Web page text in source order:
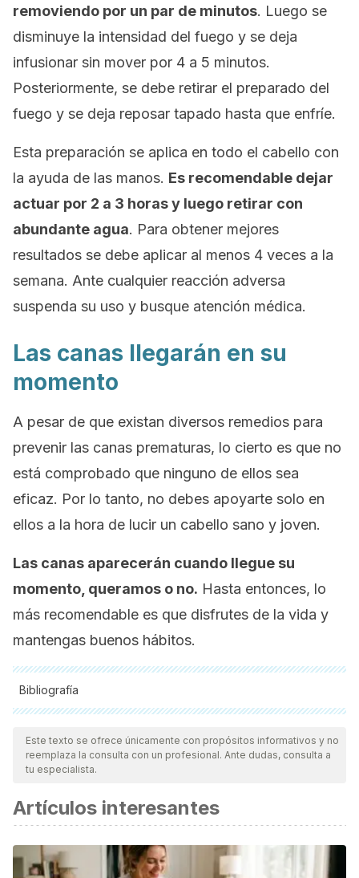
removiendo por un par de minutos. Luego se
disminuye la intensidad del fuego y se deja
infusionar sin mover por 4 a 5 minutos.
Posteriormente, se debe retirar el preparado del
fuego y se deja reposar tapado hasta que enfríe.
Esta preparación se aplica en todo el cabello con
la ayuda de las manos. Es recomendable dejar
actuar por 2 a 3 horas y luego retirar con
abundante agua. Para obtener mejores
resultados se debe aplicar al menos 4 veces a la
semana. Ante cualquier reacción adversa
suspenda su uso y busque atención médica.
Las canas llegarán en su
momento
A pesar de que existan diversos remedios para
prevenir las canas prematuras, lo cierto es que no
está comprobado que ninguno de ellos sea
eficaz. Por lo tanto, no debes apoyarte solo en
ellos a la hora de lucir un cabello sano y joven.
Las canas aparecerán cuando llegue su
momento, queramos o no. Hasta entonces, lo
más recomendable es que disfrutes de la vida y
mantengas buenos hábitos.
Bibliografía
Todas las fuentes citadas fueron revisadas a profundidad por
nuestro equipo, para asegurar su calidad, confiabilidad,
vigencia y validez.La bibliografía de este artículo fue
científica.
Ferro, Lorena. Ramon Grimalt: “Las canas en realidad son
amarillas”. La Vanguardia. Disponible
en:https://www.grimalt.net/wp-
Este texto se ofrece únicamente con propósitos informativos y no
reemplaza la consulta con un profesional. Ante dudas, consulta a
tu especialista.
Artículos interesantes